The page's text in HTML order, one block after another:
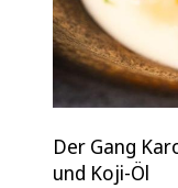
Der Gang
und Koji-Öl